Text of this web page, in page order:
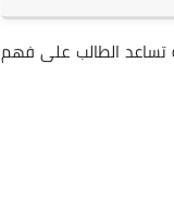
تساعد الطالب على فهم